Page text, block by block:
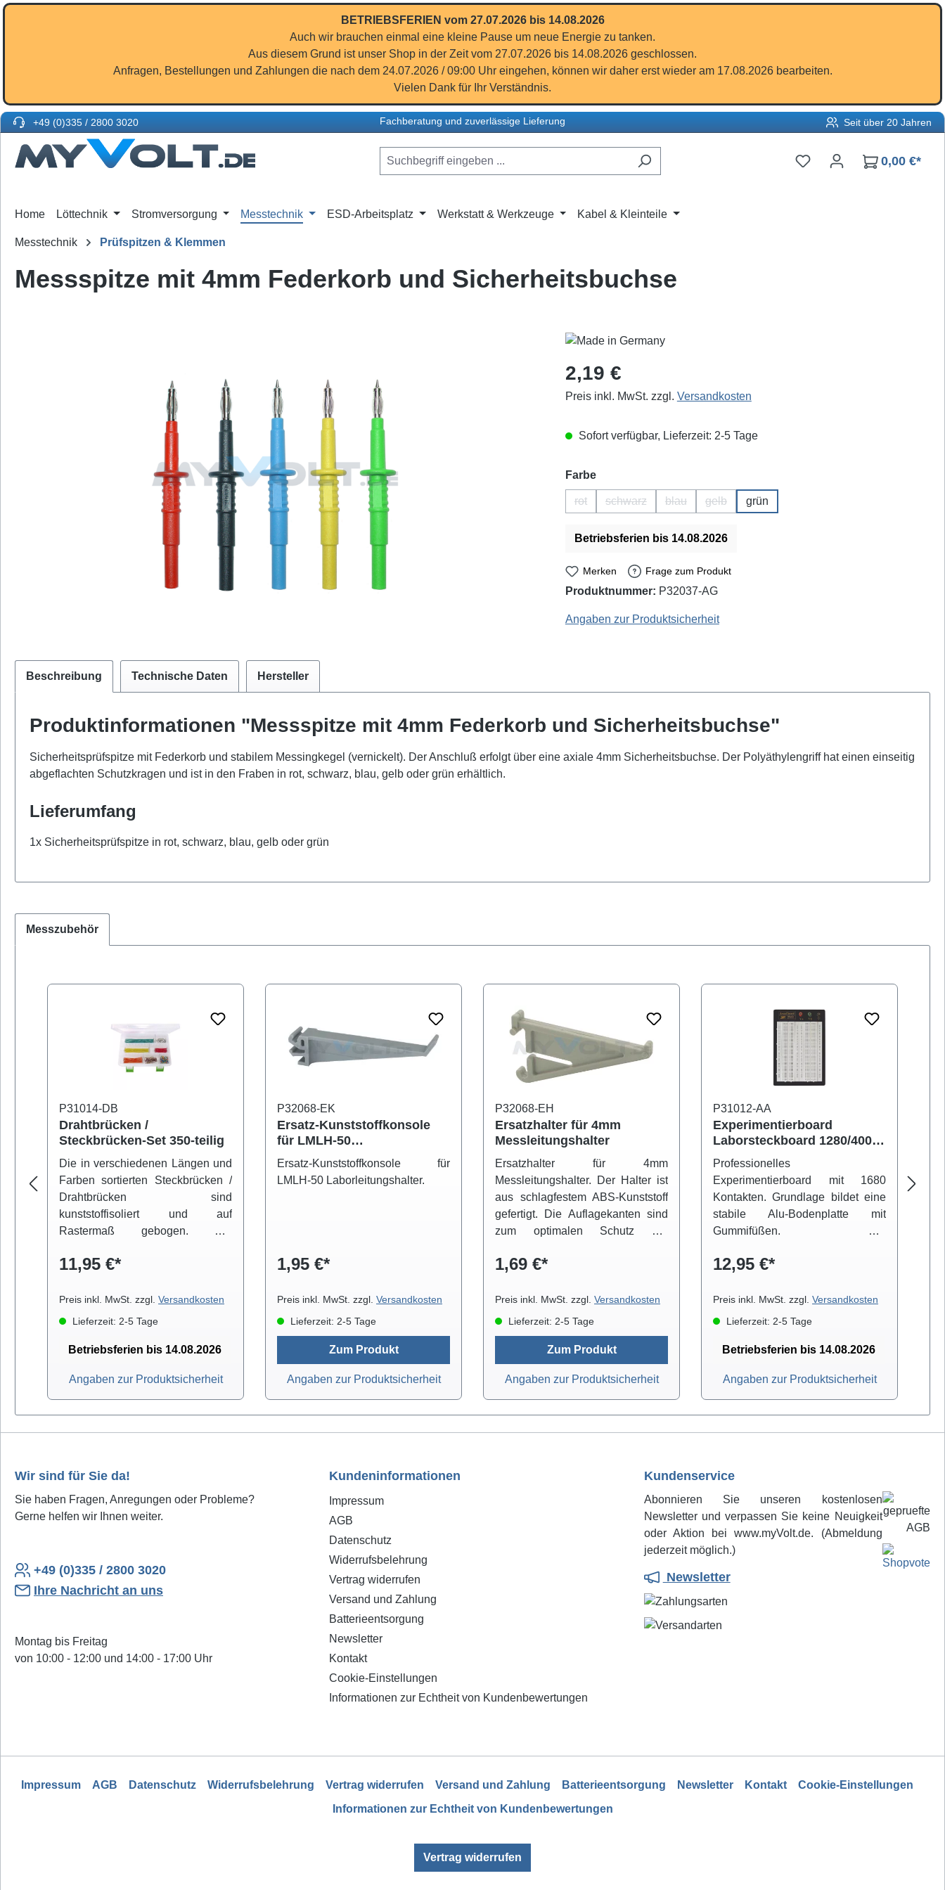
BETRIEBSFERIEN vom 27.07.2026 bis 14.08.2026
Auch wir brauchen einmal eine kleine Pause um neue Energie zu tanken.
Aus diesem Grund ist unser Shop in der Zeit vom 27.07.2026 bis 14.08.2026 geschlossen.
Anfragen, Bestellungen und Zahlungen die nach dem 24.07.2026 / 09:00 Uhr eingehen, können wir daher erst wieder am 17.08.2026 bearbeiten.
Vielen Dank für Ihr Verständnis.
+49 (0)335 / 2800 3020 Fachberatung und zuverlässige Lieferung Seit über 20 Jahren
Du hast 0 Produkte auf
0,00 €*
Home Löttechnik Stromversorgung Messtechnik ESD-Arbeitsplatz Werkstatt & Werkzeuge Kabel & Kleinteile
Messtechnik Prüfspitzen & Klemmen
Messspitze mit 4mm Federkorb und Sicherheitsbuchse
Regulärer Preis:
2,19 €
Preis inkl. MwSt. zzgl. Versandkosten
Sofort verfügbar, Lieferzeit: 2-5 Tage
Farbeauswählen
rot
(Diese Option ist zurzeit nicht verfügbar.)
schwarz
(Diese Option ist zurzeit nicht verfügbar.)
blau
(Diese Option ist zurzeit nicht verfügbar.)
gelb
(Diese Option ist zurzeit nicht verfügbar.)
grün
Betriebsferien bis 14.08.2026
Merken Frage zum Produkt
Produktnummer: P32037-AG
Angaben zur Produktsicherheit
Beschreibung Technische Daten Hersteller
Produktinformationen "Messspitze mit 4mm Federkorb und Sicherheitsbuchse"
Sicherheitsprüfspitze mit Federkorb und stabilem Messingkegel (vernickelt). Der Anschluß erfolgt über eine axiale 4mm Sicherheitsbuchse. Der Polyäthylengriff hat einen einseitig
abgeflachten Schutzkragen und ist in den Fraben in rot, schwarz, blau, gelb oder grün erhältlich.
Lieferumfang
1x Sicherheitsprüfspitze in rot, schwarz, blau, gelb oder grün
Messzubehör
P31014-DB
Drahtbrücken /
Steckbrücken-Set 350-teilig
Die in verschiedenen Längen und
Farben sortierten Steckbrücken /
Drahtbrücken sind
kunststoffisoliert und auf
Rastermaß gebogen. Die
praktischen Klarsichtbox.
11,95 €*
Preis inkl. MwSt. zzgl. Versandkosten
Lieferzeit: 2-5 Tage
Betriebsferien bis 14.08.2026
Angaben zur Produktsicherheit
P32068-EK
Ersatz-Kunststoffkonsole
für LMLH-50
Laborleitungshalter
Ersatz-Kunststoffkonsole für
LMLH-50 Laborleitungshalter.
1,95 €*
Preis inkl. MwSt. zzgl. Versandkosten
Lieferzeit: 2-5 Tage
Zum Produkt
Angaben zur Produktsicherheit
P32068-EH
Ersatzhalter für 4mm
Messleitungshalter
Ersatzhalter für 4mm
Messleitungshalter. Der Halter ist
aus schlagfestem ABS-Kunststoff
gefertigt. Die Auflagekanten sind
zum optimalen Schutz der
Anfrage können wir Ihnen auch
in 50cm und 100cm Breite
anbieten. Die Messleitungswagen
160 cm erhältlich.
1,69 €*
Preis inkl. MwSt. zzgl. Versandkosten
Lieferzeit: 2-5 Tage
Zum Produkt
Angaben zur Produktsicherheit
P31012-AA
Experimentierboard
Laborsteckboard 1280/400
3-Terminals
Professionelles
Experimentierboard mit 1680
Kontakten. Grundlage bildet eine
stabile Alu-Bodenplatte mit
Gummifüßen. Die
Kontaktbahnen (je 128 Gruppen
Verteilerbahnen (je 4 Reihen mit
25 Kontakten) eingeteilt. 3
Messkontakt oder für die
12,95 €*
Preis inkl. MwSt. zzgl. Versandkosten
Lieferzeit: 2-5 Tage
Betriebsferien bis 14.08.2026
Angaben zur Produktsicherheit
Wir sind für Sie da!
Sie haben Fragen, Anregungen oder Probleme?
Gerne helfen wir Ihnen weiter.
+49 (0)335 / 2800 3020
Ihre Nachricht an uns
Montag bis Freitag
von 10:00 - 12:00 und 14:00 - 17:00 Uhr
Kundeninformationen
Impressum
AGB
Datenschutz
Widerrufsbelehrung
Vertrag widerrufen
Versand und Zahlung
Batterieentsorgung
Newsletter
Kontakt
Cookie-Einstellungen
Informationen zur Echtheit von Kundenbewertungen
Kundenservice
Abonnieren Sie unseren kostenlosen
Newsletter und verpassen Sie keine Neuigkeit
oder Aktion bei www.myVolt.de. (Abmeldung
jederzeit möglich.)
Newsletter
Impressum AGB Datenschutz Widerrufsbelehrung Vertrag widerrufen Versand und Zahlung Batterieentsorgung Newsletter Kontakt
Cookie-Einstellungen
Informationen zur Echtheit von Kundenbewertungen
Vertrag widerrufen